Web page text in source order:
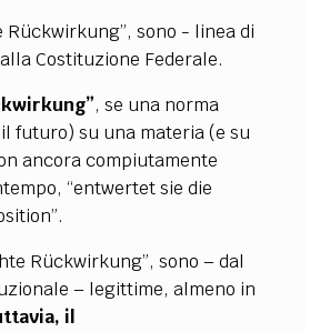
Rückwirkung”, sono - linea di
Costituzione Federale.
, se una norma
futuro) su una materia (e su
ancora compiutamente
“entwertet sie die
Rückwirkung”, sono – dal
– legittime, almeno in
il